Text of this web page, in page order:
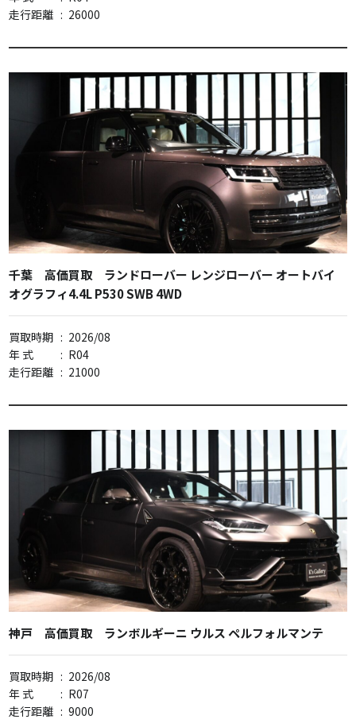
走行距離 : 26000
千葉 高価買取 ランドローバー レンジローバー オートバイ
オグラフィ4.4L P530 SWB 4WD
買取時期 : 2026/08
年 式
: R04
走行距離 : 21000
神戸 高価買取 ランボルギーニ ウルス ペルフォルマンテ
買取時期 : 2026/08
年 式
: R07
走行距離 : 9000